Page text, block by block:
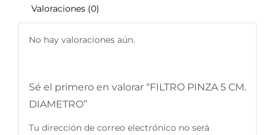
Valoraciones (0)
No hay valoraciones aún.
Sé el primero en valorar “FILTRO PINZA 5 CM.
DIAMETRO”
Tu dirección de correo electrónico no será